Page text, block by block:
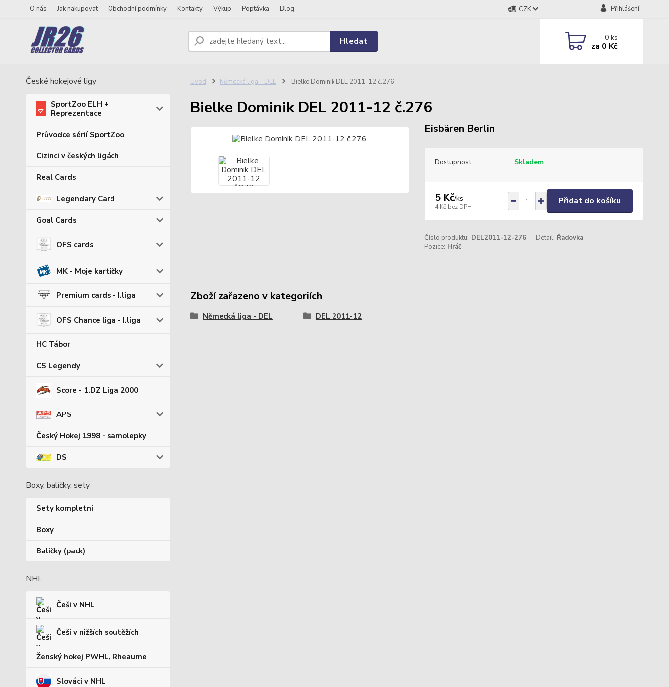
O nás Jak nakupovat Obchodní podmínky Kontakty Výkup Poptávka Blog CZK Přihlášení
Hledat 0ks
za 0 Kč
České hokejové ligy
SportZoo ELH +
Reprezentace
Průvodce sérií SportZoo
Cizinci v českých ligách
Real Cards
Legendary Card
Goal Cards
OFS cards
MK - Moje kartičky
Premium cards - I.liga
OFS Chance liga - I.liga
HC Tábor
CS Legendy
Score - 1.DZ Liga 2000
APS
Český Hokej 1998 - samolepky
DS
Boxy, balíčky, sety
Sety kompletní
Boxy
Balíčky (pack)
NHL
Češi v NHL
Češi v nižších soutěžích
Ženský hokej PWHL, Rheaume
Slováci v NHL
Úvod Německá liga - DEL Bielke Dominik DEL 2011-12 č.276
Bielke Dominik DEL 2011-12 č.276
Eisbären Berlin
Dostupnost Skladem
5 Kč/ks
4 Kč bez DPH
Přidat do košíku
Číslo produktu: DEL2011-12-276 Detail: Řadovka
Pozice: Hráč
Zboží zařazeno v kategoriích
Německá liga - DEL DEL 2011-12